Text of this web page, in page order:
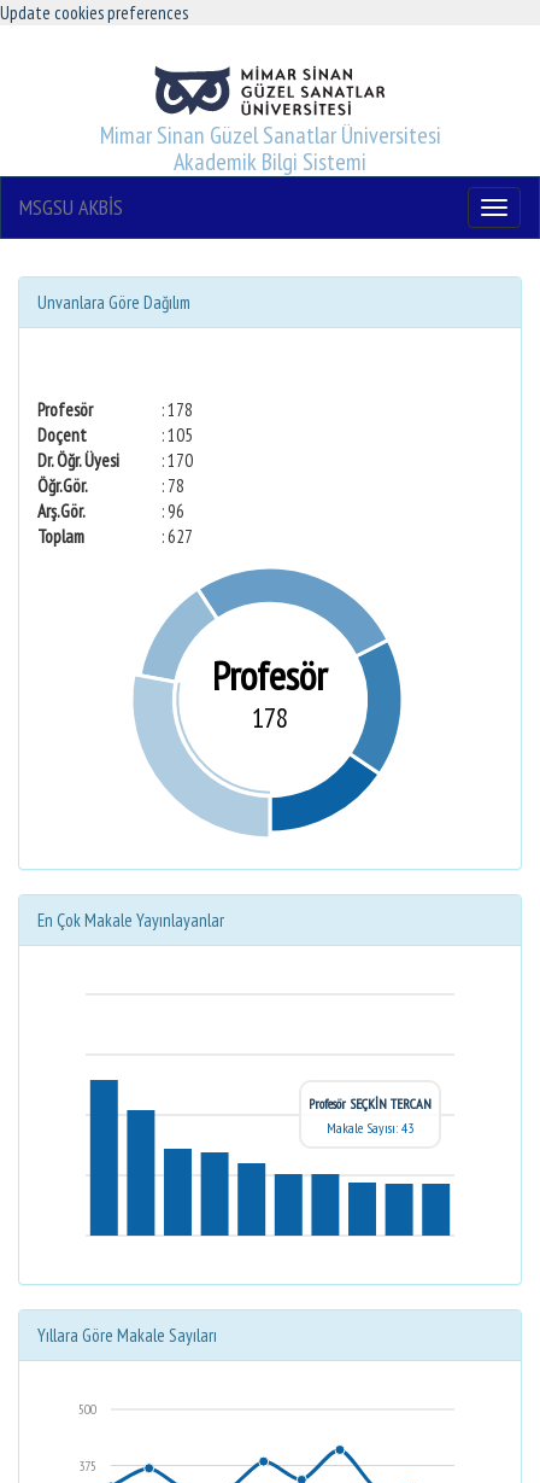
Update cookies preferences
Mimar Sinan Güzel Sanatlar Üniversitesi
Akademik Bilgi Sistemi
Menu
MSGSU AKBİS
Unvanlara Göre Dağılım
Profesör
: 178
Doçent
: 105
Dr. Öğr. Üyesi
: 170
Öğr.Gör.
: 78
Arş.Gör.
: 96
Toplam
: 627
Profesör
178
En Çok Makale Yayınlayanlar
Profesör SEÇKİN TERCAN
Makale Sayısı: 43
Yıllara Göre Makale Sayıları
375
500